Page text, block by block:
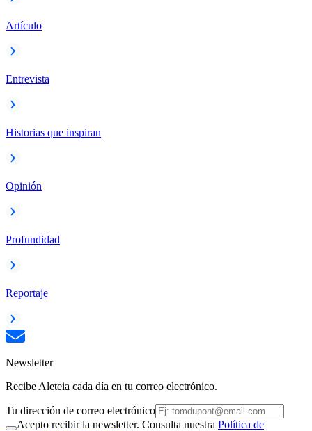
Artículo
Entrevista
Historias que inspiran
Opinión
Profundidad
Reportaje
Newsletter
Recibe Aleteia cada día en tu correo electrónico.
Tu dirección de correo electrónico
Acepto recibir la newsletter. Consulta nuestra Política de